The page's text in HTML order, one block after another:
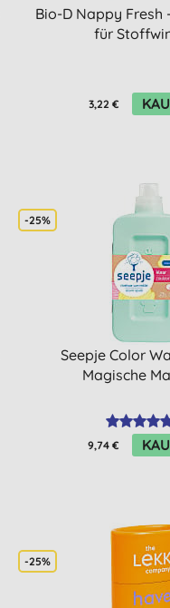
Bio-D Nappy Fresh
für
3,22 €
-25%
Seepje Color
Magische
9,74 €
-25%